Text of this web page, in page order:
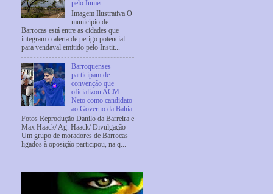
pelo Inmet
Imagem Ilustrativa O
município de
Barrocas está entre as cidades que
integram o alerta de perigo potencial
para vendaval emitido pelo Instit...
Barroquenses
participam de
convenção que
oficializou ACM
Neto como candidato
ao Governo da Bahia
Fotos Reprodução Danilo da Barreira e
Max Haack/ Ag. Haack/ Divulgação
Um grupo de moradores de Barrocas
ligados à oposição participou, na q...